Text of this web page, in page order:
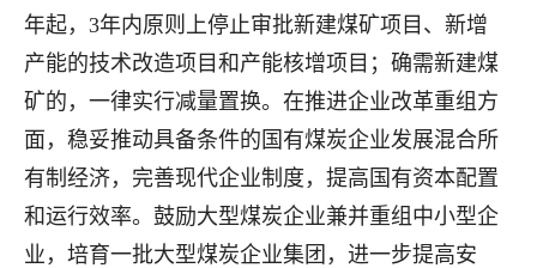
年起，3年内原则上停止审批新建煤矿项目、新增
产能的技术改造项目和产能核增项目；确需新建煤
矿的，一律实行减量置换。在推进企业改革重组方
面，稳妥推动具备条件的国有煤炭企业发展混合所
有制经济，完善现代企业制度，提高国有资本配置
和运行效率。鼓励大型煤炭企业兼并重组中小型企
业，培育一批大型煤炭企业集团，进一步提高安